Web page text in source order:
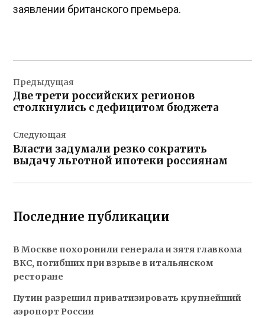
заявлении британского премьера.
по
записям
Предыдущая
Две трети российских регионов
столкнулись с дефицитом бюджета
Следующая
Власти задумали резко сократить
выдачу льготной ипотеки россиянам
Последние публикации
В Москве похоронили генерала и зятя главкома
ВКС, погибших при взрыве в итальянском
ресторане
Путин разрешил приватизировать крупнейший
аэропорт России